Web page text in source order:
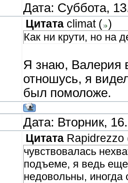
Дата: Суббота,
Цитата climat( )
Как ни крути, но на
Я знаю, Валерия
отношусь, я
был помоложе.
Дата: Вторник,
Цитата Rapidrezzo
чувствовалась
подъеме, я ведь
недовольны, иногда